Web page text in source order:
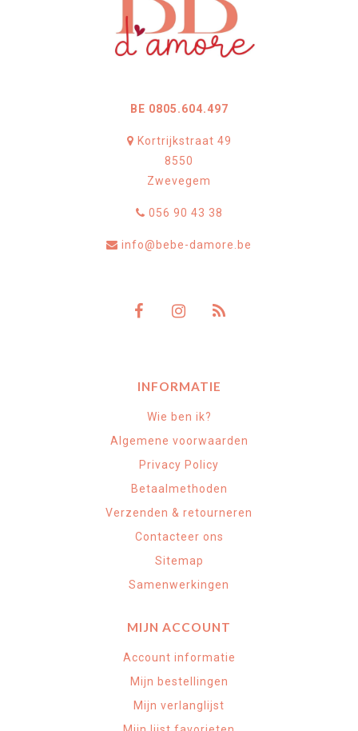
BE 0805.604.497
Kortrijkstraat 49
8550
Zwevegem
056 90 43 38
info@bebe-damore.be
INFORMATIE
Wie ben ik?
Algemene voorwaarden
Privacy Policy
Betaalmethoden
Verzenden & retourneren
Contacteer ons
Sitemap
Samenwerkingen
MIJN ACCOUNT
Account informatie
Mijn bestellingen
Mijn verlanglijst